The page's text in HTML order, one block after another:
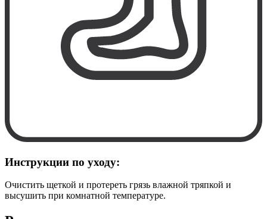
Инструкции по уходу:
Очистить щеткой и протереть грязь влажной тряпкой и
высушить при комнатной температуре.